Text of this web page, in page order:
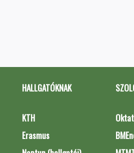
HALLGATÓKNAK
KTH
Erasmus